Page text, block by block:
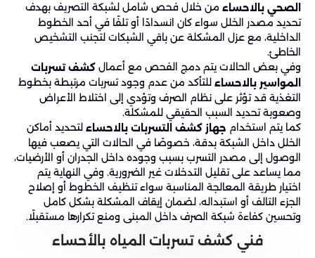
الصحي بالاحساء من خلال فحص شامل لشبكة التصريف بهدف
تحديد مصدر الخلل سواء كان انسدادًا أو تلفًا في أحد الخطوط
الداخلية، مع عزل المشكلة عن باقي الشبكات لتجنب التشخيص
الخاطئ.
وفي بعض الحالات يتم دمج الفحص مع أعمال كشف تسربات
المواسير بالاحساء للتأكد من عدم وجود تسربات مرتبطة بخطوط
التغذية قد تؤثر على نظام الصرف وتؤدي إلى اختلاط الأعراض
وصعوبة تحديد السبب الحقيقي للمشكلة.
كما يتم استخدام جهاز كشف التسربات بالاحساء لتحديد أماكن
الخلل داخل الشبكة بدقة، خصوصًا في الحالات التي يصعب فيها
الوصول إلى مصدر التسرب بسبب وجوده داخل الجدران أو الأرضيات،
مما يساعد على تقليل التدخلات غير الضرورية. وفي النهاية يتم
اختيار طريقة المعالجة المناسبة سواء تنظيف الخطوط أو إصلاح
الجزء التالف أو استبداله، لضمان إيقاف المشكلة بشكل كامل
وتحسين كفاءة شبكة الصرف داخل المبنى ومنع تكرارها مستقبلًا.
فني كشف تسربات المياه بالأحساء